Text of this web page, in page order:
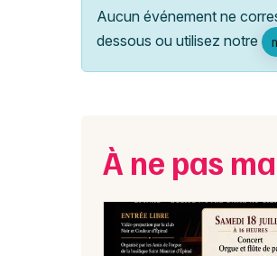
Aucun événement ne
dessous ou utilisez notre
À ne pas